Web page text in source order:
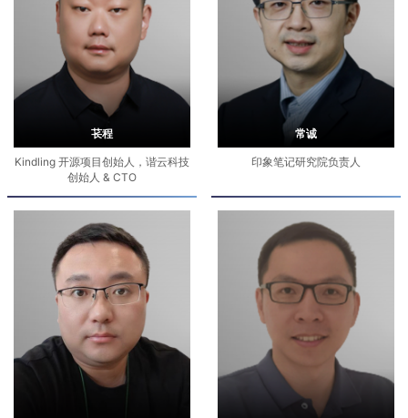
苌程
Kindling 开源项目创始人，谐云科技
创始人 & CTO
常诚
印象笔记研究院负责人